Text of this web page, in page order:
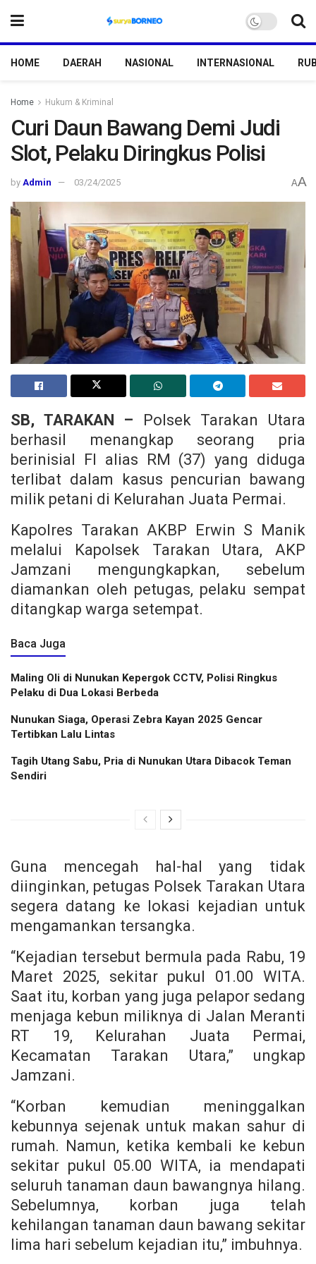
HOME DAERAH NASIONAL INTERNASIONAL
Home Hukum & Kriminal
Curi Daun Bawang Demi Judi
Slot, Pelaku Diringkus Polisi
by Admin 03/24/2025 AA
SB, TARAKAN – Polsek Tarakan Utara
berhasil menangkap seorang pria
berinisial FI alias RM (37) yang diduga
terlibat dalam kasus pencurian bawang
milik petani di Kelurahan Juata Permai.
Kapolres Tarakan AKBP Erwin S Manik
melalui Kapolsek Tarakan Utara, AKP
Jamzani mengungkapkan, sebelum
diamankan oleh petugas, pelaku sempat
ditangkap warga setempat.
Baca Juga
Maling Oli di Nunukan Kepergok CCTV, Polisi Ringkus
Pelaku di Dua Lokasi Berbeda
Nunukan Siaga, Operasi Zebra Kayan 2025 Gencar
Tertibkan Lalu Lintas
Tagih Utang Sabu, Pria di Nunukan Utara Dibacok Teman
Sendiri
Guna mencegah hal-hal yang tidak
diinginkan, petugas Polsek Tarakan Utara
segera datang ke lokasi kejadian untuk
mengamankan tersangka.
“Kejadian tersebut bermula pada Rabu, 19
Maret 2025, sekitar pukul 01.00 WITA.
Saat itu, korban yang juga pelapor sedang
menjaga kebun miliknya di Jalan Meranti
RT 19, Kelurahan Juata Permai,
Kecamatan Tarakan Utara,” ungkap
Jamzani.
“Korban kemudian meninggalkan
kebunnya sejenak untuk makan sahur di
rumah. Namun, ketika kembali ke kebun
sekitar pukul 05.00 WITA, ia mendapati
seluruh tanaman daun bawangnya hilang.
Sebelumnya, korban juga telah
kehilangan tanaman daun bawang sekitar
lima hari sebelum kejadian itu,” imbuhnya.